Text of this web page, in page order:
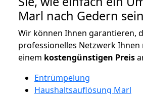
Marl nach Gedern
Wir können Ihnen garantieren,
professionelles Netzwerk Ihnen
einem kostengünstigen Preis
Entrümpelung
Haushaltsauflösung Marl